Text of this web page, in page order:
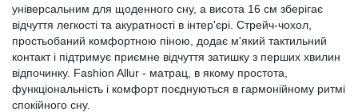
універсальним для щоденного сну, а висота 16 см зберігає
відчуття легкості та акуратності в інтер'єрі. Стрейч-чохол,
простьобаний комфортною піною, додає м'який тактильний
контакт і підтримує приємне відчуття затишку з перших хвилин
відпочинку. Fashion Allur - матрац, в якому простота,
функціональність і комфорт поєднуються в гармонійному ритмі
спокійного сну.